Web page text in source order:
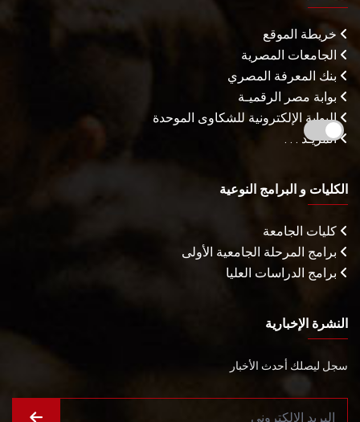
خريطة الموقع
الجامعات المصرية
بنك المعرفة المصري
بوابة مصر الرقميـة
البوابة الإلكترونية للشكاوى الموحدة
المزيـد . . .
الكليات و البرامج النوعية
كليات الجامعة
برامج المرحلة الجامعية الأولى
برامج الدراسات العليا
النشرة الإخبارية
سجل ليصلك أحدث الأخبار